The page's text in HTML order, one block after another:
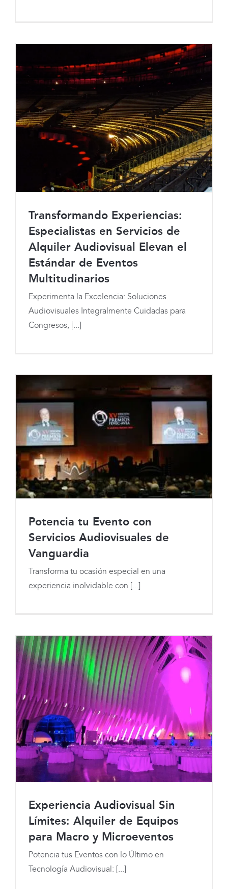
Transformando Experiencias:
Especialistas en Servicios de Alquiler
Eventos Multitudinarios
Transformando Experiencias:
Especialistas en Servicios de
Alquiler Audiovisual Elevan el
Estándar de Eventos
Multitudinarios
Experimenta la Excelencia: Soluciones
Audiovisuales Integralmente Cuidadas para
Congresos, [...]
Potencia tu Evento con Servicios
Audiovisuales de Vanguardia
Potencia tu Evento con
Servicios Audiovisuales de
Vanguardia
Transforma tu ocasión especial en una
experiencia inolvidable con [...]
Experiencia Audiovisual Sin Límites:
Alquiler de Equipos para Macro y
Experiencia Audiovisual Sin
Límites: Alquiler de Equipos
para Macro y Microeventos
Potencia tus Eventos con lo Último en
Tecnología Audiovisual: [...]